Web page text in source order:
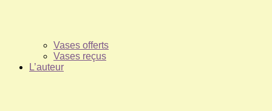
Vases offerts
Vases reçus
L’auteur